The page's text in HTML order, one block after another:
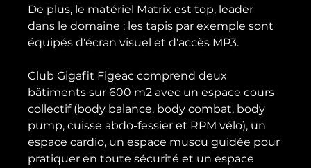
De plus, le matériel Matrix est top, leader
dans le domaine ; les tapis par exemple sont
équipés d'écran visuel et d'accès MP3.
Club Gigafit Figeac comprend deux
bâtiments sur 600 m2 avec un espace cours
collectif (body balance, body combat, body
pump, cuisse abdo-fessier et RPM vélo), un
espace cardio, un espace muscu guidée pour
pratiquer en toute sécurité et un espace